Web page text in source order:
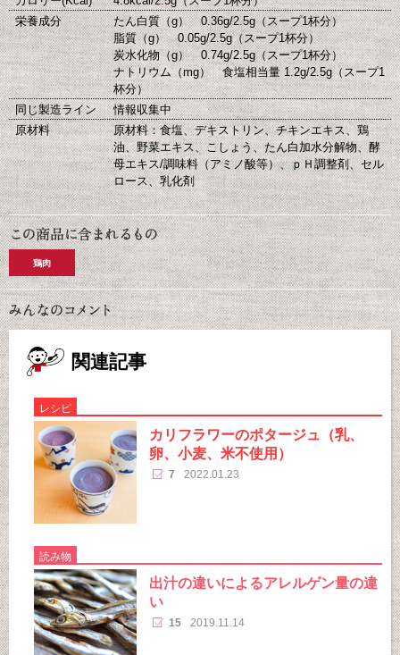
栄養成分
たん白質（g） 0.36g/2.5g（スープ1杯分）
脂質（g） 0.05g/2.5g（スープ1杯分）
炭水化物（g） 0.74g/2.5g（スープ1杯分）
ナトリウム（mg） 食塩相当量 1.2g/2.5g（スープ1
杯分）
同じ製造ライン
情報収集中
原材料
原材料：食塩、デキストリン、チキンエキス、鶏
油、野菜エキス、こしょう、たん白加水分解物、酵
母エキス/調味料（アミノ酸等）、ｐＨ調整剤、セル
ロース、乳化剤
鶏肉
関連記事
レシピ
カリフラワーのポタージュ（乳、
卵、小麦、米不使用）
7 2022.01.23
読み物
出汁の違いによるアレルゲン量の違
い
15 2019.11.14